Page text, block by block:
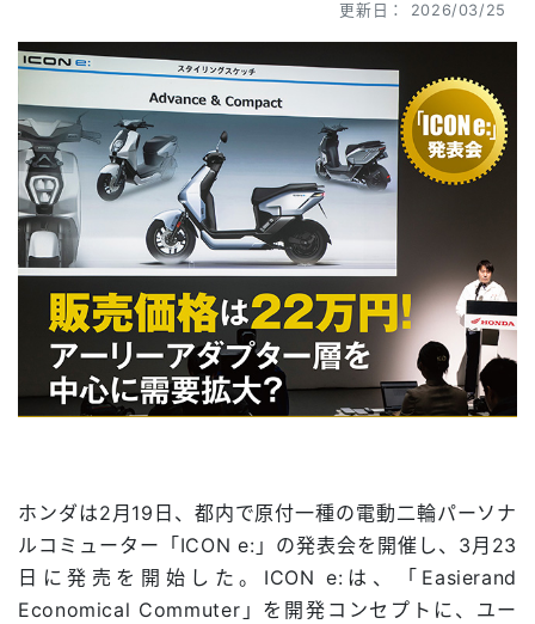
更新日： 2026/03/25
ホンダは2月19日、都内で原付一種の電動二輪パーソナ
ルコミューター「ICON e:」の発表会を開催し、3月23
日に発売を開始した。ICON e:は、「Easierand
Economical Commuter」を開発コンセプトに、ユー